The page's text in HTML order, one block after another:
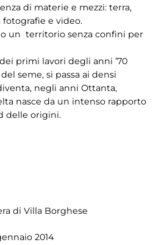
di materie e mezzi: terra,
fotografie e video.
un territorio senza confini per
primi lavori degli anni ’70
seme, si passa ai densi
negli anni Ottanta,
nasce da un intenso rapporto
delle origini.
di Villa Borghese
2014